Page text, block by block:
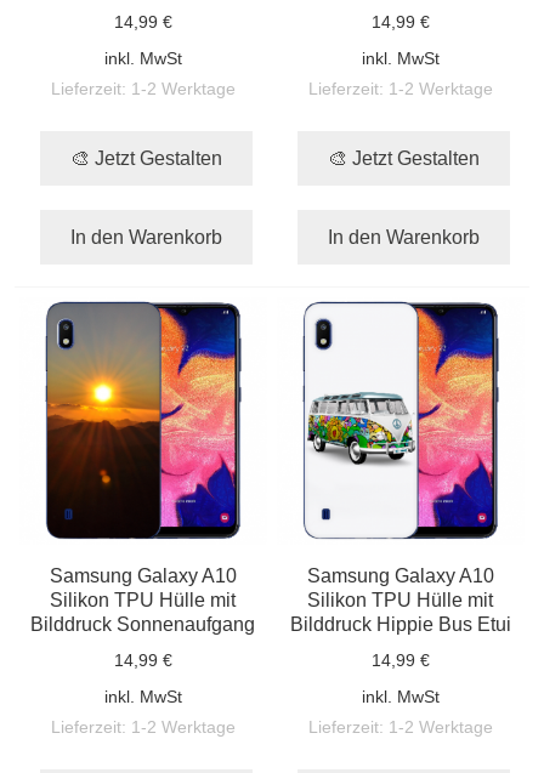
14,99 €
inkl. MwSt
Lieferzeit: 1-2 Werktage
🎨 Jetzt Gestalten
In den Warenkorb
14,99 €
inkl. MwSt
Lieferzeit: 1-2 Werktage
🎨 Jetzt Gestalten
In den Warenkorb
Samsung Galaxy A10
Silikon TPU Hülle mit
Bilddruck Sonnenaufgang
14,99 €
inkl. MwSt
Lieferzeit: 1-2 Werktage
Samsung Galaxy A10
Silikon TPU Hülle mit
Bilddruck Hippie Bus Etui
14,99 €
inkl. MwSt
Lieferzeit: 1-2 Werktage